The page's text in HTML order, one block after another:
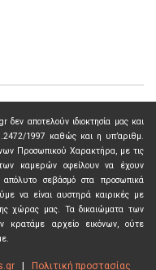
δεν αποτελούν ιδιοκτησία μας και
1997 καθώς και η υπ’αριθμ.
Προσωπικού Χαρακτήρα, με τις
των καμερών οφείλουν να έχουν
σεβάσμό στα προσωπικά
να είναι αυστηρά καιρικές με
χώρας μας. Τα δικαιώματα των
κρατάμε αρχείο εικόνων, ούτε
| Πολιτική προστασίας